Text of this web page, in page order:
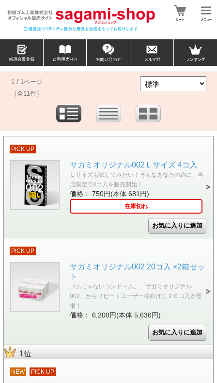
1 / 1ページ
（全11件）
PICK UP
サガミオリジナル002Ｌサイズ 4コ入
Ｌサイズも試してみたい！そんなあなたの為に、当
店限定で4コ入を販売開始！
価格： 750円(本体 681円)
在庫切れ
PICK UP
サガミオリジナル002 20コ入 ×2箱セッ
ト
ゴムじゃないコンドーム。「サガミオリジナル
002」からリピートユーザー様向けに２０コ入が登
場！
価格： 6,200円(本体 5,636円)
1位
NEW PICK UP